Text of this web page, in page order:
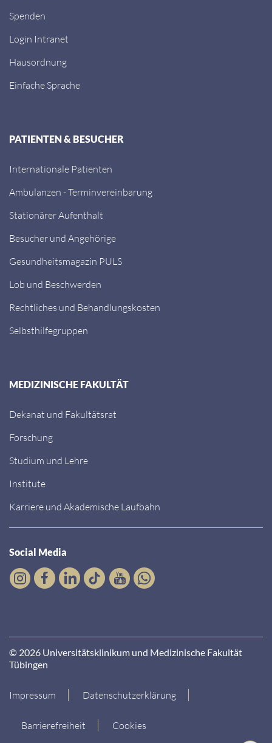
Spenden
Login Intranet
Hausordnung
Einfache Sprache
PATIENTEN & BESUCHER
Internationale Patienten
Ambulanzen - Terminvereinbarung
Stationärer Aufenthalt
Besucher und Angehörige
Gesundheitsmagazin PULS
Lob und Beschwerden
Rechtliches und Behandlungskosten
Selbsthilfegruppen
MEDIZINISCHE FAKULTÄT
Dekanat und Fakultätsrat
Forschung
Studium und Lehre
Institute
Karriere und Akademische Laufbahn
Social Media
© 2026 Universitätsklinikum und Medizinische Fakultät
Tübingen
Impressum Datenschutzerklärung
Barrierefreiheit Cookies